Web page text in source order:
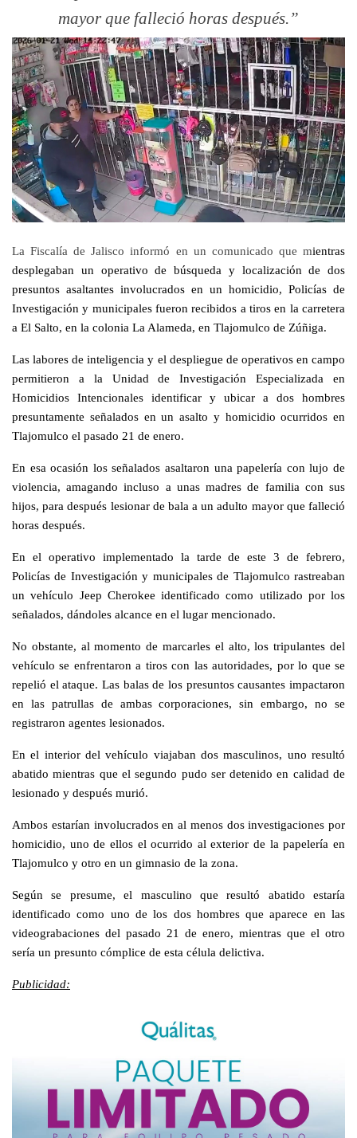
mayor que falleció horas después.
La Fiscalía de Jalisco informó en un comunicado que mientras
desplegaban un operativo de búsqueda y localización de dos
presuntos asaltantes involucrados en un homicidio, Policías de
Investigación y municipales fueron recibidos a tiros en la carretera
a El Salto, en la colonia La Alameda, en Tlajomulco de Zúñiga.
Las labores de inteligencia y el despliegue de operativos en campo
permitieron a la Unidad de Investigación Especializada en
Homicidios Intencionales identificar y ubicar a dos hombres
presuntamente señalados en un asalto y homicidio ocurridos en
Tlajomulco el pasado 21 de enero.
En esa ocasión los señalados asaltaron una papelería con lujo de
violencia, amagando incluso a unas madres de familia con sus
hijos, para después lesionar de bala a un adulto mayor que falleció
horas después.
En el operativo implementado la tarde de este 3 de febrero,
Policías de Investigación y municipales de Tlajomulco rastreaban
un vehículo Jeep Cherokee identificado como utilizado por los
señalados, dándoles alcance en el lugar mencionado.
No obstante, al momento de marcarles el alto, los tripulantes del
vehículo se enfrentaron a tiros con las autoridades, por lo que se
repelió el ataque. Las balas de los presuntos causantes impactaron
en las patrullas de ambas corporaciones, sin embargo, no se
registraron agentes lesionados.
En el interior del vehículo viajaban dos masculinos, uno resultó
abatido mientras que el segundo pudo ser detenido en calidad de
lesionado y después murió.
Ambos estarían involucrados en al menos dos investigaciones por
homicidio, uno de ellos el ocurrido al exterior de la papelería en
Tlajomulco y otro en un gimnasio de la zona.
Según se presume, el masculino que resultó abatido estaría
identificado como uno de los dos hombres que aparece en las
videograbaciones del pasado 21 de enero, mientras que el otro
sería un presunto cómplice de esta célula delictiva.
Publicidad: